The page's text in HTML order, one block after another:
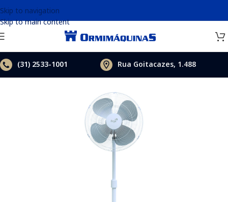
Skip to navigation
Skip to main content
(31) 2533-1001 Rua Goitacazes, 1.488